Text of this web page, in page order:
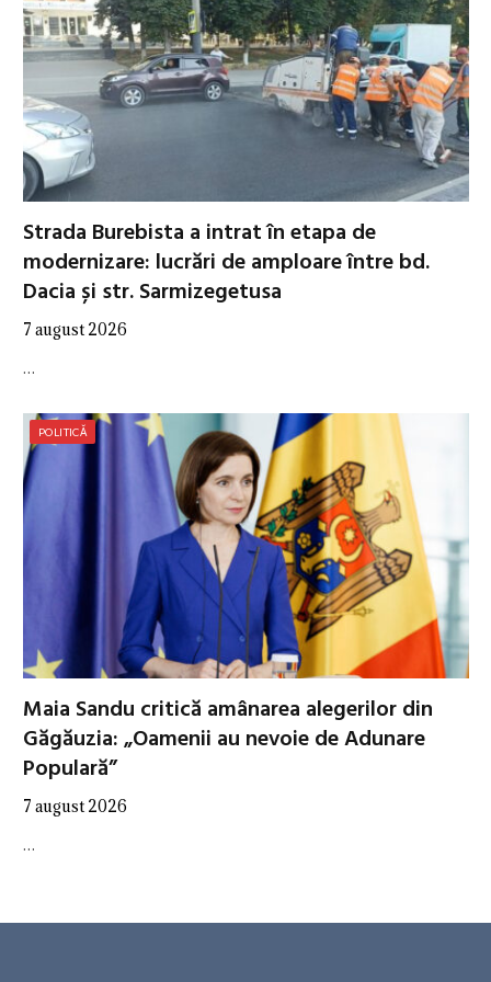
Strada Burebista a intrat în etapa de
modernizare: lucrări de amploare între bd.
Dacia și str. Sarmizegetusa
7 august 2026
…
POLITICĂ
Maia Sandu critică amânarea alegerilor din
Găgăuzia: „Oamenii au nevoie de Adunare
Populară”
7 august 2026
…